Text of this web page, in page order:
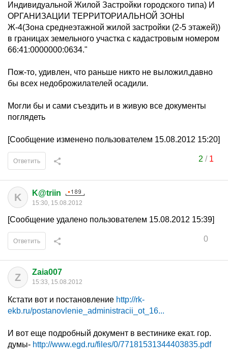
Индивидуальной Жилой Застройки городского типа) И
ОРГАНИЗАЦИИ ТЕРРИТОРИАЛЬНОЙ ЗОНЫ
Ж-4(Зона среднеэтажной жилой застройки (2-5 этажей))
в границах земельного участка с кадастровым номером
66:41:0000000:0634."
Пож-то, удивлен, что раньше никто не выложил,давно
бы всех недоброжилателей осадили.
Могли бы и сами съездить и в живую все документы
поглядеть
[Сообщение изменено пользователем 15.08.2012 15:20]
2 / 1
Ответить
K K@triin
15:30, 15.08.2012
[Сообщение удалено пользователем 15.08.2012 15:39]
0
Ответить
Z Zaia007
15:33, 15.08.2012
Кстати вот и постановление http://rk-
ekb.ru/postanovlenie_administracii_ot_16...
И вот еще подробный документ в вестинике екат. гор.
думы- http://www.egd.ru/files/0/77181531344403835.pdf